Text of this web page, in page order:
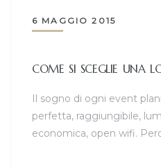
6 MAGGIO 2015
COME SI SCEGLIE UNA
Il sogno di ogni event
perfetta, raggiungibile,
economica, open wifi.